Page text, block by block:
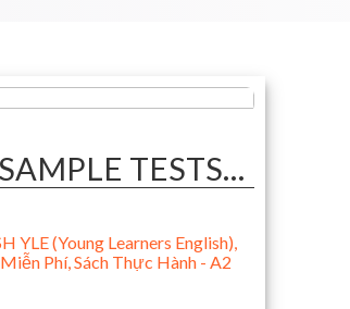
TESTS…
YLE (Young Learners English),
Phí,Sách Thực Hành - A2